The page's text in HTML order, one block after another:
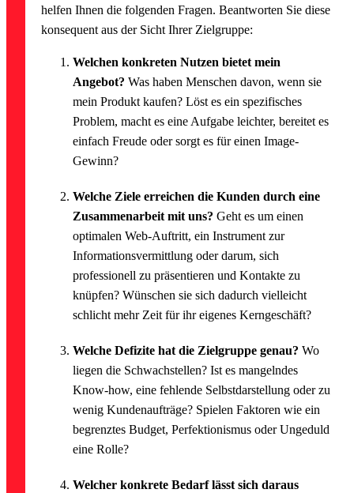
helfen Ihnen die folgenden Fragen. Beantworten Sie diese
konsequent aus der Sicht Ihrer Zielgruppe:
Welchen konkreten Nutzen bietet mein
Angebot? Was haben Menschen davon, wenn sie
mein Produkt kaufen? Löst es ein spezifisches
Problem, macht es eine Aufgabe leichter, bereitet es
einfach Freude oder sorgt es für einen Image-
Gewinn?
Welche Ziele erreichen die Kunden durch eine
Zusammenarbeit mit uns? Geht es um einen
optimalen Web-Auftritt, ein Instrument zur
Informationsvermittlung oder darum, sich
professionell zu präsentieren und Kontakte zu
knüpfen? Wünschen sie sich dadurch vielleicht
schlicht mehr Zeit für ihr eigenes Kerngeschäft?
Welche Defizite hat die Zielgruppe genau? Wo
liegen die Schwachstellen? Ist es mangelndes
Know-how, eine fehlende Selbstdarstellung oder zu
wenig Kundenaufträge? Spielen Faktoren wie ein
begrenztes Budget, Perfektionismus oder Ungeduld
eine Rolle?
Welcher konkrete Bedarf lässt sich daraus